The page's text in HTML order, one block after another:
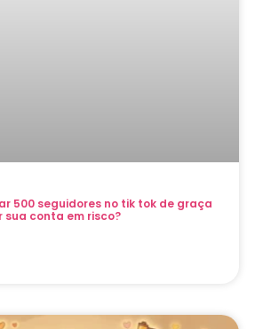
500 seguidores no tik tok de graça
sua conta em risco?